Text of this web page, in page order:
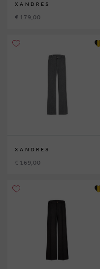
XANDRES
€ 179,00
XANDRES
€ 169,00